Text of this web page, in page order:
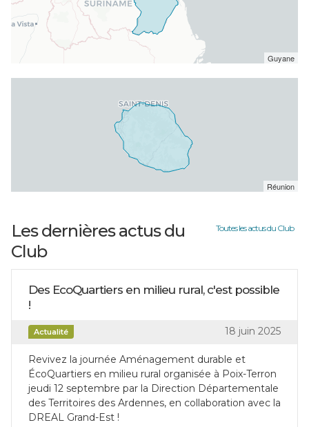
Guyane
Réunion
Toutes les actus du Club
Les dernières actus du
Club
Des EcoQuartiers en milieu rural, c'est possible
!
Actualité 18 juin 2025
Revivez la journée Aménagement durable et
ÉcoQuartiers en milieu rural organisée à Poix-Terron
jeudi 12 septembre par la Direction Départementale
des Territoires des Ardennes, en collaboration avec la
DREAL Grand-Est !